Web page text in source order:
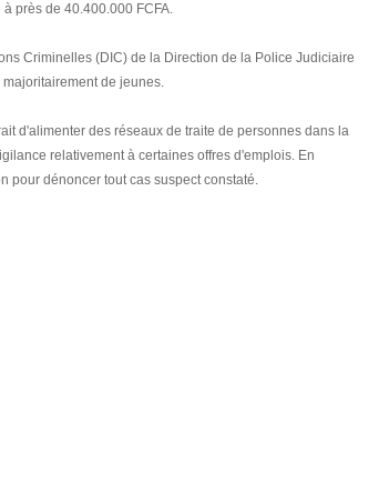
près de 40.400.000 FCFA.
Criminelles (DIC) de la Direction de la Police Judiciaire
de jeunes.
d'alimenter des réseaux de traite de personnes dans la
relativement à certaines offres d'emplois. En
pour dénoncer tout cas suspect constaté.